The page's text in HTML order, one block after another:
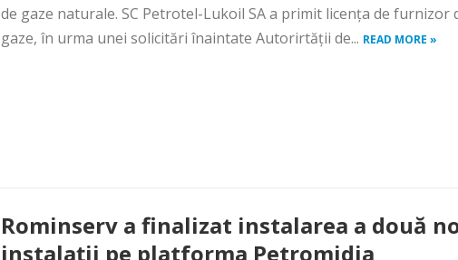
de gaze naturale. SC Petrotel-Lukoil SA a primit licenţa de furnizor
gaze, în urma unei solicitări înaintate Autorirtăţii de... READ MORE »
Rominserv a finalizat instalarea a două
instalaţii pe platforma Petromidia